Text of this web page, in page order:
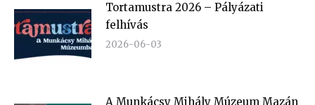
Tortamustra 2026 – Pályázati
felhívás
2026-06-03
A Munkácsy Mihály Múzeum Mazán